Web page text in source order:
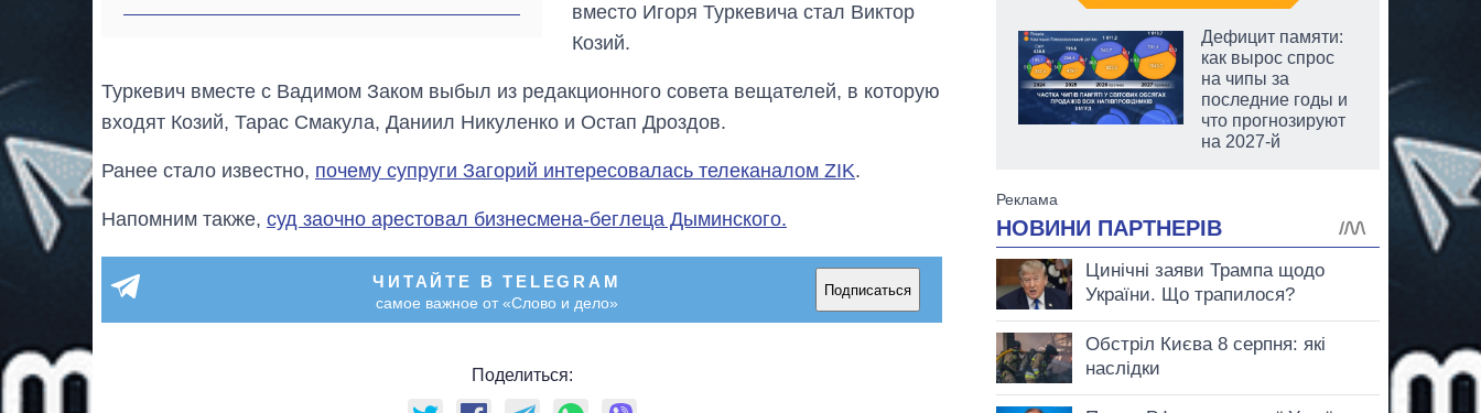
вместо Игоря Туркевича стал Виктор
Козий.
Туркевич вместе с Вадимом Заком выбыл из редакционного совета вещателей, в которую
входят Козий, Тарас Смакула, Даниил Никуленко и Остап Дроздов.
Ранее стало известно, почему супруги Загорий интересовалась телеканалом ZIK.
Напомним также, суд заочно арестовал бизнесмена-беглеца Дыминского.
ЧИТАЙТЕ В TELEGRAM
самое важное от «Слово и дело»
Подписаться
Поделиться:
ударов по Украине
за лето: Киев и
Дефицит памяти:
как вырос спрос
на чипы за
последние годы и
что прогнозируют
на 2027-й